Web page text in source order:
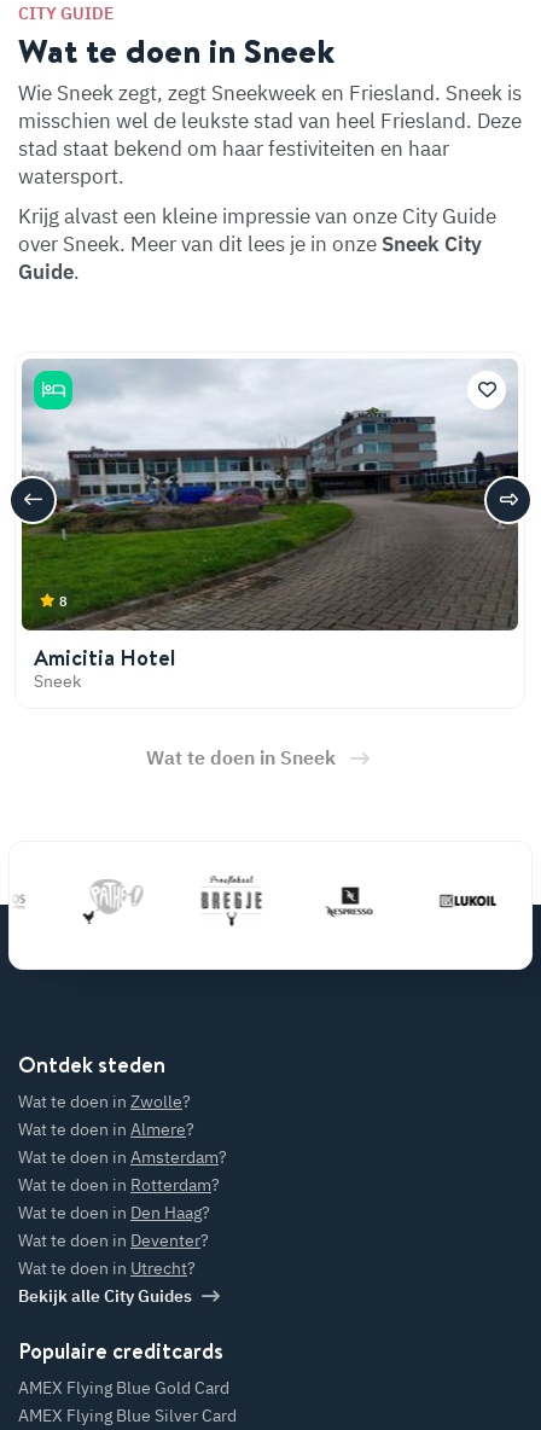
CITY GUIDE
Wat te doen in Sneek
Wie Sneek zegt, zegt Sneekweek en Friesland. Sneek is
misschien wel de leukste stad van heel Friesland. Deze
stad staat bekend om haar festiviteiten en haar
watersport.
Krijg alvast een kleine impressie van onze City Guide
over Sneek. Meer van dit lees je in onze Sneek City
Guide.
8
Amicitia Hotel
Sneek
Wat te doen in Sneek
Ontdek steden
Wat te doen in Zwolle?
Wat te doen in Almere?
Wat te doen in Amsterdam?
Wat te doen in Rotterdam?
Wat te doen in Den Haag?
Wat te doen in Deventer?
Wat te doen in Utrecht?
Bekijk alle City Guides
Populaire creditcards
AMEX Flying Blue Gold Card
AMEX Flying Blue Silver Card